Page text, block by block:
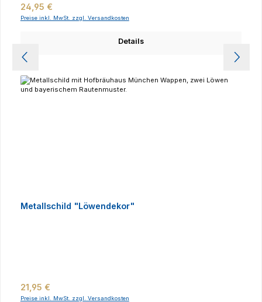
Regulärer Preis:
24,95 €
Preise inkl. MwSt. zzgl. Versandkosten
Details
Metallschild "Löwendekor"
Regulärer Preis:
21,95 €
Preise inkl. MwSt. zzgl. Versandkosten